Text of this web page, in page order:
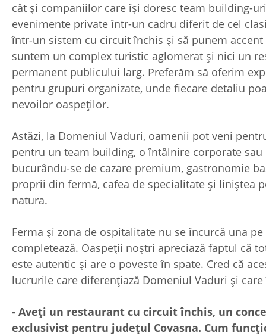
cât și companiilor care își doresc team building-
evenimente private într-un cadru diferit de cel
într-un sistem cu circuit închis și să punem
suntem un complex turistic aglomerat și nici un
permanent publicului larg. Preferăm să oferim
pentru grupuri organizate, unde fiecare detaliu
nevoilor
Astăzi, la Domeniul Vaduri, oamenii pot veni
pentru un team building, o întâlnire corporate
bucurându-se de cazare premium, gastronomie
proprii din fermă, cafea de specialitate și liniștea
Ferma și zona de ospitalitate nu se încurcă una pe
completează. Oaspeții noștri apreciază faptul că
este autentic și are o poveste în spate. Cred că
lucrurile care diferențiază Domeniul Vaduri și
- Aveți un restaurant cu circuit închis, un
exclusivist pentru județul Covasna. Cum